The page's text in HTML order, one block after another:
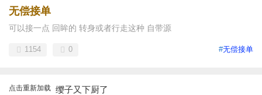
无偿接单
可以接一点 回眸的 转身或者行走这种 自带源
#无偿接单
1154 0
点击重新加载 缨子又下厨了